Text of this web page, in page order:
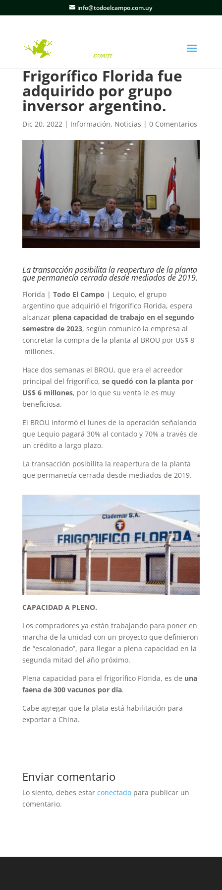
info@todoelcampo.com.uy
Frigorífico Florida fue
adquirido por grupo
inversor argentino.
Dic 20, 2022| Información, Noticias | 0 Comentarios
La transacción posibilita la reapertura de la planta
que permanecía cerrada desde mediados de 2019.
Florida | Todo El Campo | Lequio, el grupo
argentino que adquirió el frigorífico Florida, espera
alcanzar plena capacidad de trabajo en el segundo
semestre de 2023, según comunicó la empresa al
concretar la compra de la planta al BROU por US$ 8
millones.
Hace dos semanas el BROU, que era el acreedor
principal del frigorífico, se quedó con la planta por
US$ 6 millones, por lo que su venta le es muy
beneficiosa.
El BROU informó el lunes de la operación señalando
que Lequio pagará 30% al contado y 70% a través de
un crédito a largo plazo.
La transacción posibilita la reapertura de la planta
que permanecía cerrada desde mediados de 2019.
CAPACIDAD A PLENO.
Los compradores ya están trabajando para poner en
marcha de la unidad con un proyecto que definieron
de “escalonado”, para llegar a plena capacidad en la
segunda mitad del año próximo.
Plena capacidad para el frigorífico Florida, es de una
faena de 300 vacunos por día.
Cabe agregar que la plata está habilitación para
exportar a China.
Enviar comentario
Lo siento, debes estar conectadopara publicar un
comentario.